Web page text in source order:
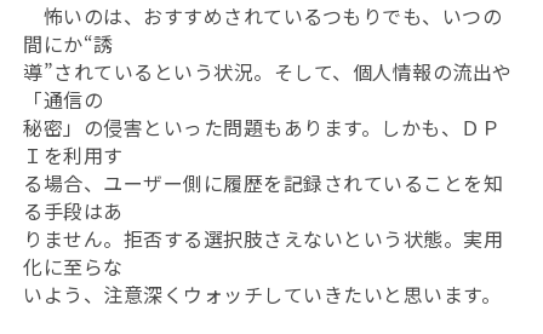
怖いのは、おすすめされているつもりでも、いつの
間にか“誘
導”されているという状況。そして、個人情報の流出や
「通信の
秘密」の侵害といった問題もあります。しかも、ＤＰ
Ｉを利用す
る場合、ユーザー側に履歴を記録されていることを知
る手段はあ
りません。拒否する選択肢さえないという状態。実用
化に至らな
いよう、注意深くウォッチしていきたいと思います。